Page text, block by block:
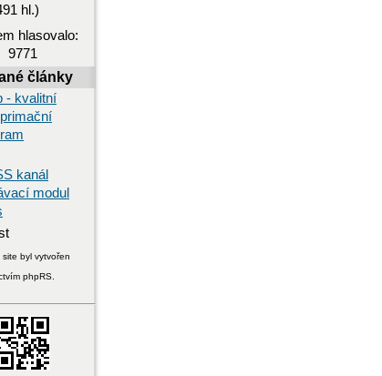
hl.)
hlasovalo:
9771
články
- kvalitní
kanál
modul
site byl vytvořen
phpRS.